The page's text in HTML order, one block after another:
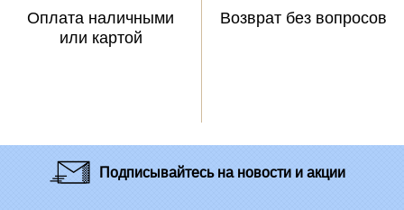
Оплата наличными
или картой
Возврат без вопросов
Подписывайтесьна новости и акции